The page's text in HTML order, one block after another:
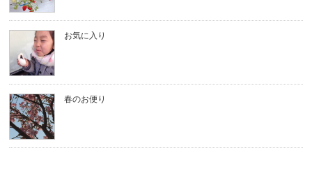
お気に入り
春のお便り